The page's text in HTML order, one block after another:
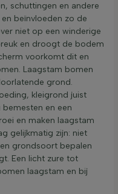
schuttingen en andere
beïnvloeden zo de
niet op een winderige
en droogt de bodem
voorkomt dit en
Laagstam bomen
grond.
kleigrond juist
en een
en maken laagstam
gelijkmatig zijn: niet
grondsoort bepalen
Een licht zure tot
laagstam en bij